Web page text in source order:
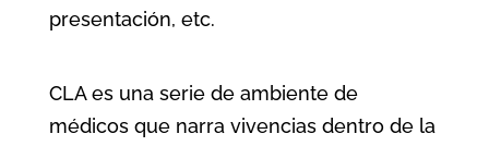
presentación, etc.
CLA es una serie de ambiente de
médicos que narra vivencias dentro de la